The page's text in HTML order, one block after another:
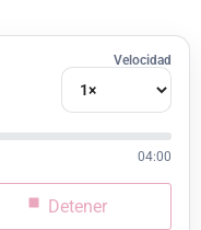
Velocidad
04:00
Detener